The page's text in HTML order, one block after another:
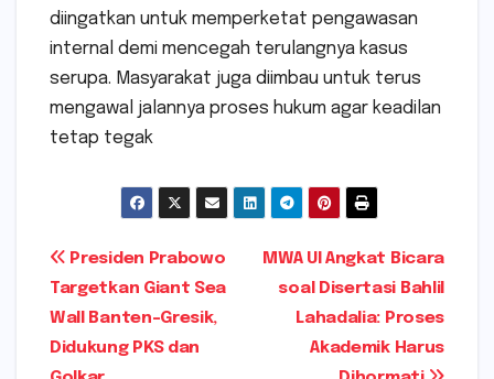
diingatkan untuk memperketat pengawasan
internal demi mencegah terulangnya kasus
serupa. Masyarakat juga diimbau untuk terus
mengawal jalannya proses hukum agar keadilan
tetap tegak
Navigasi
pos
MWA UI Angkat Bicara
soal Disertasi Bahlil
Lahadalia: Proses
Akademik Harus
Presiden Prabowo
Targetkan Giant Sea
Wall Banten-Gresik,
Didukung PKS dan